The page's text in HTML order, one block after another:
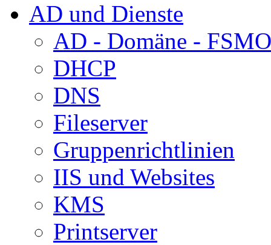
AD und Dienste
AD - Domäne - FSMO
DHCP
DNS
Fileserver
Gruppenrichtlinien
IIS und Websites
KMS
Printserver